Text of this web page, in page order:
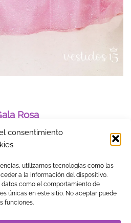
consentimiento
utilizamos tecnologías como las
a la información del dispositivo.
como el comportamiento de
únicas en este sitio. No aceptar puede
funciones.
Rosa
American
COMPRA CONTACTO COOKIES